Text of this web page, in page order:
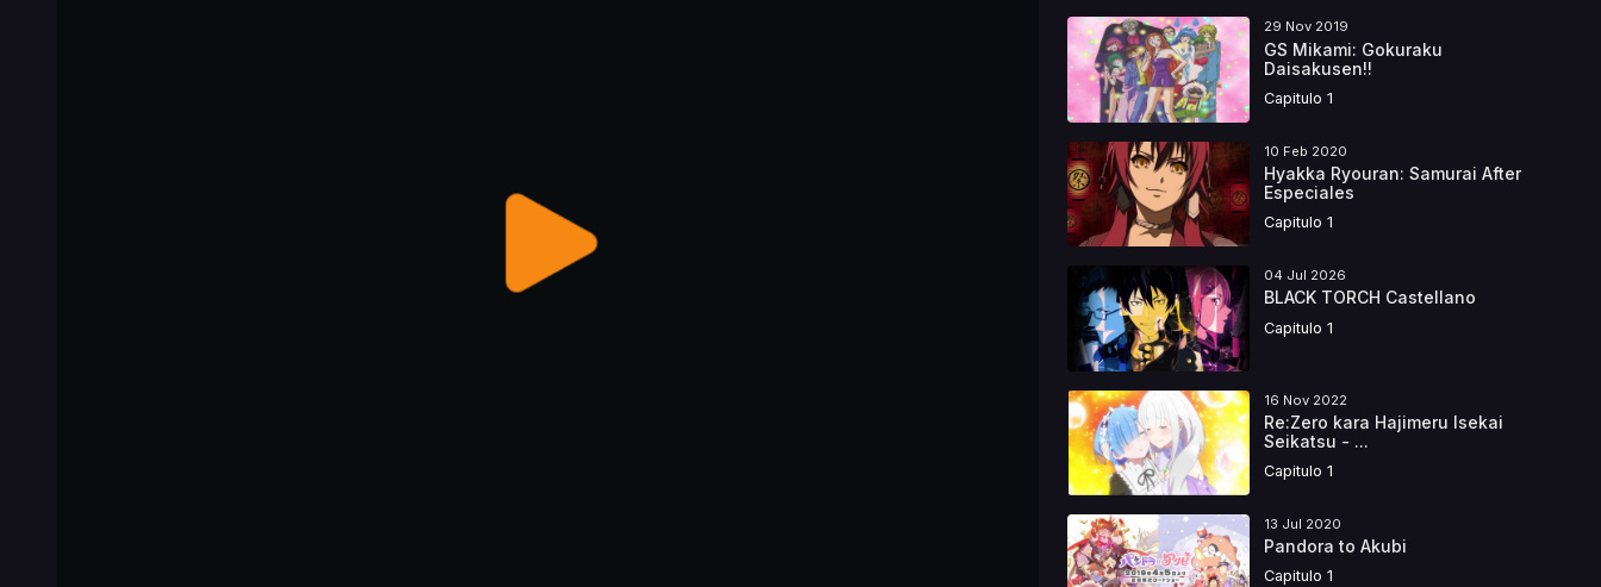
29 Nov 2019
GS Mikami: Gokuraku
Daisakusen!!
Capitulo 1
10 Feb 2020
Hyakka Ryouran: Samurai After
Especiales
Capitulo 1
04 Jul 2026
BLACK TORCH Castellano
Capitulo 1
16 Nov 2022
Re:Zero kara Hajimeru Isekai
Seikatsu - ...
Capitulo 1
13 Jul 2020
Pandora to Akubi
Capitulo 1